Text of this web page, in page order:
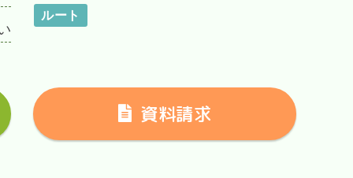
ルート
資料請求